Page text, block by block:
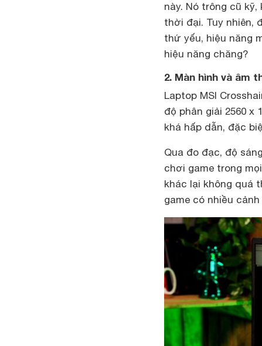
này. Nó trông cũ
thời đại. Tuy nhiên,
thứ yếu, hiệu năng
hiệu năng chăng?
2. Màn hình và âm
Laptop MSI
độ phân giải 2560 x
khá hấp dẫn, đặc
Qua đo đạc, độ
chơi game trong
khác lại không quá
game có nhiều